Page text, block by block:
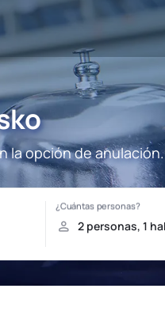
la opción de anulación.